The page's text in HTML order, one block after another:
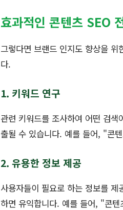
효과적인 콘텐츠 SEO
그렇다면 브랜드 인지도 향상을
다.
1. 키워드 연구
관련 키워드를 조사하여 어떤 검
출될 수 있습니다. 예를 들어, "콘
2. 유용한 정보 제공
사용자들이 필요로 하는 정보를
하면 유익합니다. 예를 들어, "콘